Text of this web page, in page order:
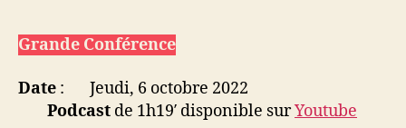
Grande Conférence
Date : Jeudi, 6 octobre 2022
Podcast de 1h19′ disponible surYoutube